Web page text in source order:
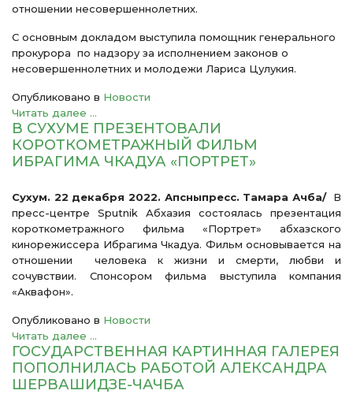
отношении несовершеннолетних.
С основным докладом выступила помощник генерального
прокурора по надзору за исполнением законов о
несовершеннолетних и молодежи Лариса Цулукия.
Опубликовано в Новости
Читать далее ...
В СУХУМЕ ПРЕЗЕНТОВАЛИ
КОРОТКОМЕТРАЖНЫЙ ФИЛЬМ
ИБРАГИМА ЧКАДУА «ПОРТРЕТ»
Сухум. 22 декабря 2022. Апсныпресс. Тамара Ачба/ В
пресс-центре Sputnik Абхазия состоялась презентация
короткометражного фильма «Портрет» абхазского
кинорежиссера Ибрагима Чкадуа. Фильм основывается на
отношении человека к жизни и смерти, любви и
сочувствии. Спонсором фильма выступила компания
«Аквафон».
Опубликовано в Новости
Читать далее ...
ГОСУДАРСТВЕННАЯ КАРТИННАЯ ГАЛЕРЕЯ
ПОПОЛНИЛАСЬ РАБОТОЙ АЛЕКСАНДРА
ШЕРВАШИДЗЕ-ЧАЧБА